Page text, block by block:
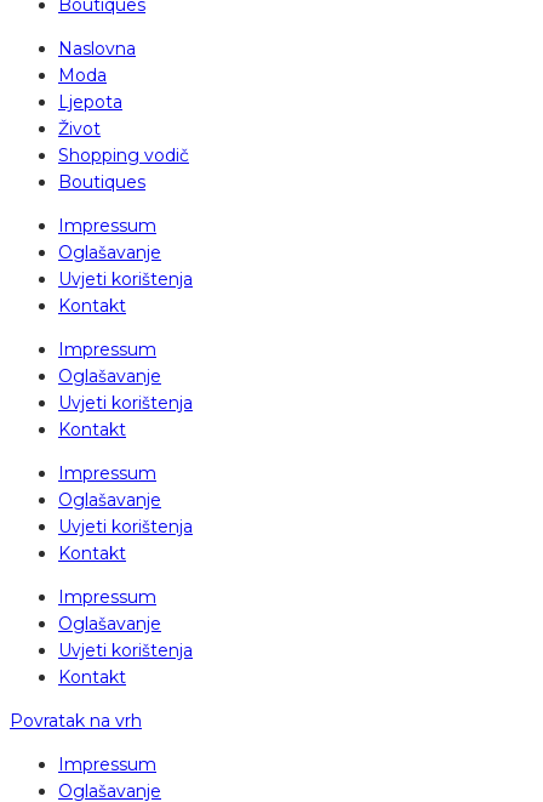
Boutiques
Naslovna
Moda
Ljepota
Život
Shopping vodič
Boutiques
Impressum
Oglašavanje
Uvjeti korištenja
Kontakt
Impressum
Oglašavanje
Uvjeti korištenja
Kontakt
Impressum
Oglašavanje
Uvjeti korištenja
Kontakt
Impressum
Oglašavanje
Uvjeti korištenja
Kontakt
Povratak na vrh
Impressum
Oglašavanje